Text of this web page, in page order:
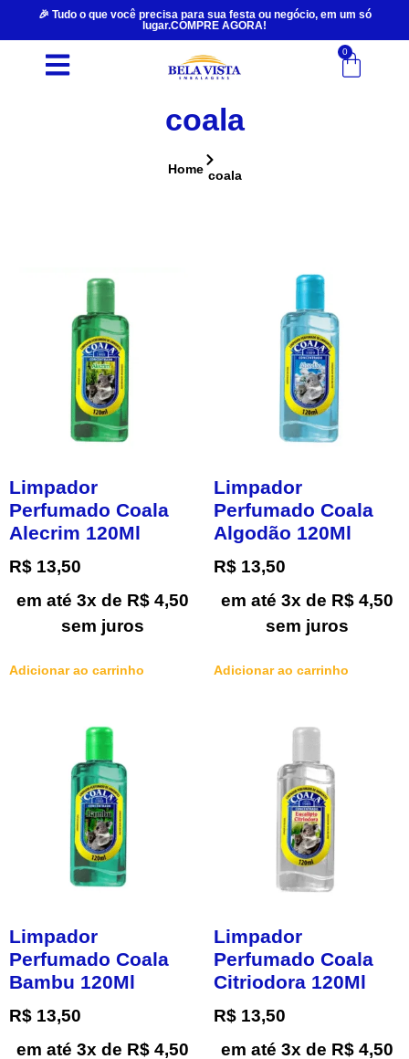
🎉 Tudo o que você precisa para sua festa ou negócio, em um só
lugar.COMPRE AGORA!
0
coala
Home coala
Limpador
Perfumado Coala
Alecrim 120Ml
R$ 13,50
em até 3x de R$4,50
sem juros
Adicionar ao carrinho
Limpador
Perfumado Coala
Algodão 120Ml
R$ 13,50
em até 3x de R$4,50
sem juros
Adicionar ao carrinho
Limpador
Perfumado Coala
Bambu 120Ml
R$ 13,50
em até 3x de R$4,50
Limpador
Perfumado Coala
Citriodora 120Ml
R$ 13,50
em até 3x de R$4,50